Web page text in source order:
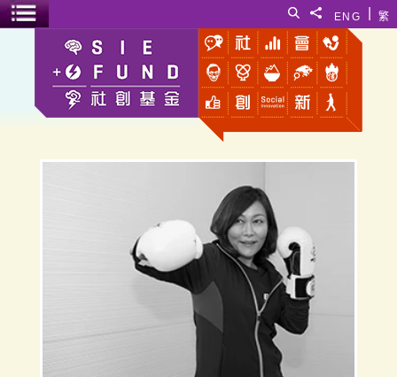
繁
ENG
分享給
搜寻
菜单开关